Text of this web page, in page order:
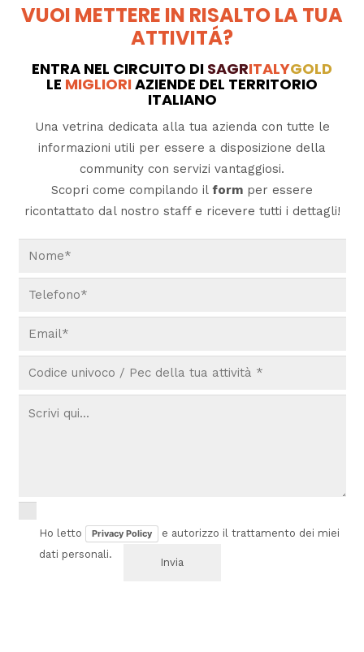
VUOI METTERE IN RISALTO LA TUA
ATTIVITÁ?
ENTRA NEL CIRCUITO DI SAGRITALYGOLD
LE MIGLIORIAZIENDE DEL TERRITORIO
ITALIANO
Una vetrina dedicata alla tua azienda con tutte le
informazioni utili per essere a disposizione della
community con servizi vantaggiosi.
Scopri come compilando il form per essere
ricontattato dal nostro staff e ricevere tutti i dettagli!
Ho letto Privacy Policy
e autorizzo il trattamento dei miei
dati personali.